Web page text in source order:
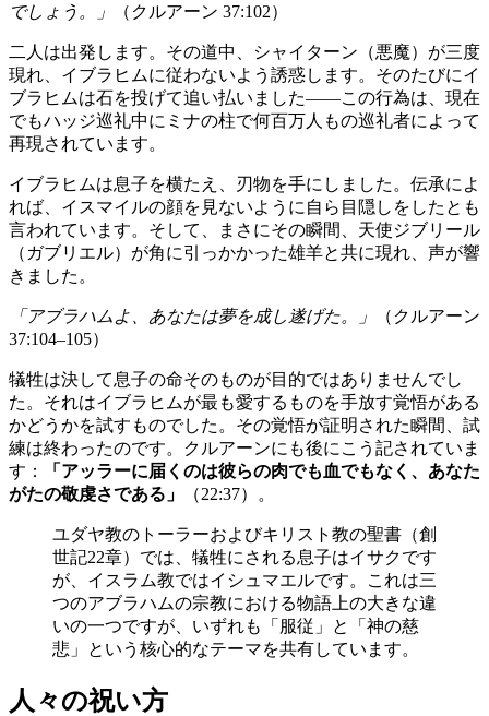
でしょう。」
（クルアーン 37:102）
二人は出発します。その道中、シャイターン（悪魔）が三度
現れ、イブラヒムに従わないよう誘惑します。そのたびにイ
ブラヒムは石を投げて追い払いました――この行為は、現在
でもハッジ巡礼中にミナの柱で何百万人もの巡礼者によって
再現されています。
イブラヒムは息子を横たえ、刃物を手にしました。伝承によ
れば、イスマイルの顔を見ないように自ら目隠しをしたとも
言われています。そして、まさにその瞬間、天使ジブリール
（ガブリエル）が角に引っかかった雄羊と共に現れ、声が響
きました。
「アブラハムよ、あなたは夢を成し遂げた。」
（クルアーン
37:104–105）
犠牲は決して息子の命そのものが目的ではありませんでし
た。それはイブラヒムが最も愛するものを手放す覚悟がある
かどうかを試すものでした。その覚悟が証明された瞬間、試
練は終わったのです。クルアーンにも後にこう記されていま
す：
「アッラーに届くのは彼らの肉でも血でもなく、あなた
がたの敬虔さである」
（22:37）。
ユダヤ教のトーラーおよびキリスト教の聖書（創
世記22章）では、犠牲にされる息子はイサクです
が、イスラム教ではイシュマエルです。これは三
つのアブラハムの宗教における物語上の大きな違
いの一つですが、いずれも「服従」と「神の慈
悲」という核心的なテーマを共有しています。
人々の祝い方